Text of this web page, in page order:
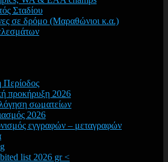
Σταδίου
σε δρόμο (Μαραθώνιοι κ.α.)
Περίοδος
προκήρυξη 2026
σωματείων
2026
εγγραφών – μεταγραφών
list 2026 gr <